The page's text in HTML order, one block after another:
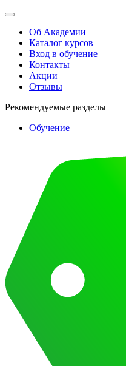
Об Академии
Каталог курсов
Вход в обучение
Контакты
Акции
Отзывы
Рекомендуемые разделы
Обучение